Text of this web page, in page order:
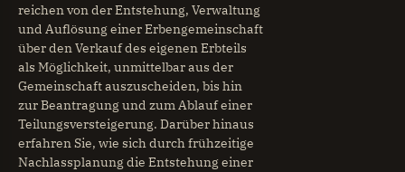
reichen von der Entstehung, Verwaltung
und Auflösung einer Erbengemeinschaft
über den Verkauf des eigenen Erbteils
als Möglichkeit, unmittelbar aus der
Gemeinschaft auszuscheiden, bis hin
zur Beantragung und zum Ablauf einer
Teilungsversteigerung. Darüber hinaus
erfahren Sie, wie sich durch frühzeitige
Nachlassplanung die Entstehung einer